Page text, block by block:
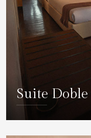
Suite Doble